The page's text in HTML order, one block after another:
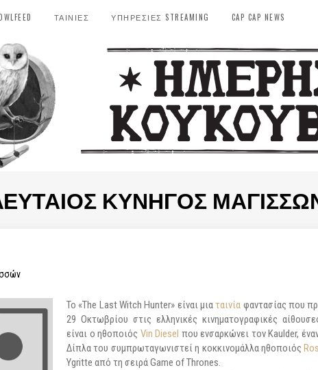
ΤΑΙΝΙΕΣ ΥΠΗΡΕΣΙΕΣ STREAMING CAP CAP NEWS
ΚΥΝΗΓΌΣ ΜΑΓΙΣΣΏΝ -
Το «The Last Witch Hunter» είναι μιαταινία φαντασίας που
29 Οκτωβρίου στις ελληνικές κινηματογραφικές
είναι ο ηθοποιός Vin Diesel που ενσαρκώνει τον Kaulder,
Δίπλα του συμπρωταγωνιστεί η κοκκινομάλλα ηθοποιός
Ygritte από τη σειρά Game of Thrones.